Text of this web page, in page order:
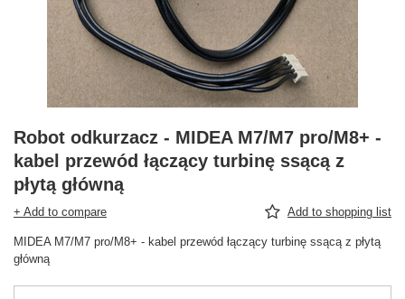
Robot odkurzacz - MIDEA M7/M7 pro/M8+ -
kabel przewód łączący turbinę ssącą z
płytą główną
+ Add to compare Add to shopping list
MIDEA M7/M7 pro/M8+ - kabel przewód łączący turbinę ssącą z płytą
główną